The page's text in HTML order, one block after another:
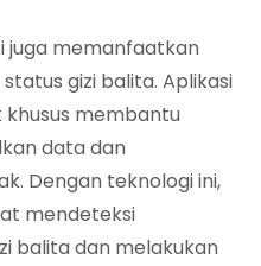
juga memanfaatkan
gizi balita. Aplikasi
membantu
data dan
Dengan teknologi ini,
mendeteksi
balita dan melakukan